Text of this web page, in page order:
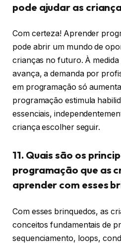
pode ajudar as
Com certeza! Aprender
pode abrir um mundo de
crianças no futuro. À medida
avança, a demanda por
em programação só
programação estimula
essenciais,
criança escolher seguir.
11. Quais são os
programação que as
aprender com esses
Com esses brinquedos, as
conceitos fundamentais de
sequenciamento, loops,